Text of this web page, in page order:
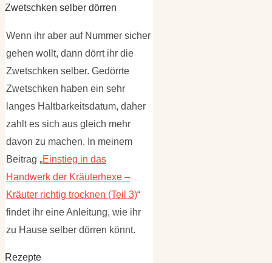
Zwetschken selber dörren
Wenn ihr aber auf Nummer sicher
gehen wollt, dann dörrt ihr die
Zwetschken selber. Gedörrte
Zwetschken haben ein sehr
langes Haltbarkeitsdatum, daher
zahlt es sich aus gleich mehr
davon zu machen. In meinem
Beitrag „Einstieg in das
Handwerk der Kräuterhexe –
Kräuter richtig trocknen (Teil 3)“
findet ihr eine Anleitung, wie ihr
zu Hause selber dörren könnt.
Rezepte